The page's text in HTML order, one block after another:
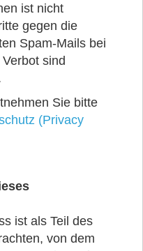
ist nicht
gegen die
Spam-Mails bei
sind
Sie bitte
(Privacy
ist als Teil des
von dem